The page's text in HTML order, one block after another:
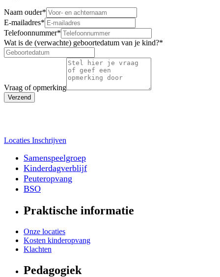
Naam ouder*
E-mailadres*
Telefoonnummer*
Wat is de (verwachte) geboortedatum van je kind?*
Vraag of opmerking
Verzend
Locaties Inschrijven
Samenspeelgroep
Kinderdagverblijf
Peuteropvang
BSO
Praktische informatie
Onze locaties
Kosten kinderopvang
Klachten
Pedagogiek